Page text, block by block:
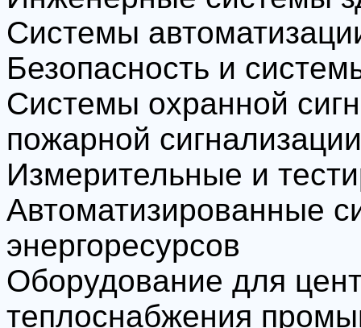
Системы
Безопасность и
Системы охранной
пожарной сигнализации
Измерительные и
Автоматизированные
энергоресурсов
Оборудование для
теплоснабжения